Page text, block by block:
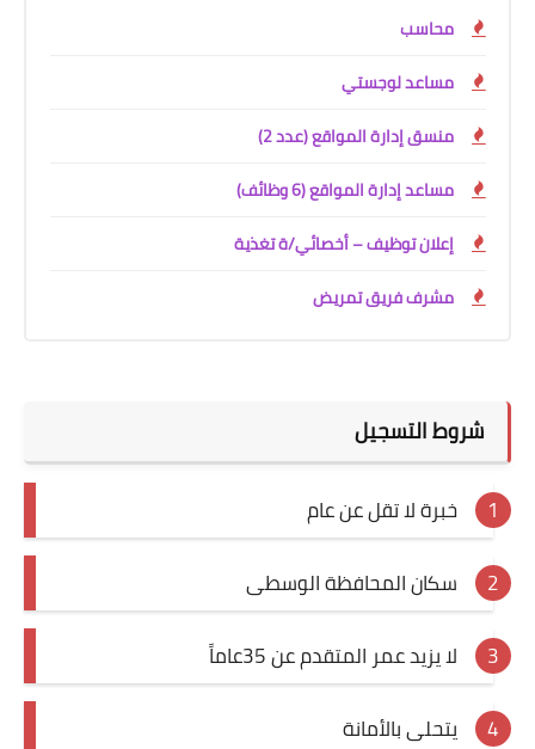
محاسب
مساعد لوجستي
منسق إدارة المواقع (عدد 2)
مساعد إدارة المواقع (6 وظائف)
إعلان توظيف – أخصائي/ة تغذية
مشرف فريق تمريض
شروط التسجيل
خبرة لا تقل عن عام
سكان المحافظة الوسطى
لا يزيد عمر المتقدم عن 35عاماً
يتحلى بالأمانة